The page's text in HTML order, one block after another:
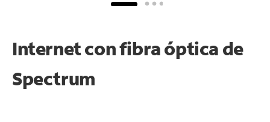
Internet con fibra óptica de
Spectrum